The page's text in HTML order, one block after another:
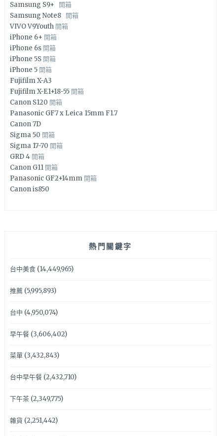
Samsung S9+ 開箱
Samsung Note8 開箱
VIVO V9Youth 開箱
iPhone 6+ 開箱
iPhone 6s 開箱
iPhone 5S 開箱
iPhone 5 開箱
Fujifilm X-A3
Fujifilm X-E1+18-55 開箱
Canon S120 開箱
Panasonic GF7 x Leica 15mm F1.7
Canon 7D
Sigma 50 開箱
Sigma 17-70 開箱
GRD 4 開箱
Canon G11 開箱
Panasonic GF2+14mm 開箱
Canon is850
熱門關鍵字
台中美食(14,449,965)
推薦(5,995,893)
台中 (4,950,074)
早午餐(3,606,402)
菜單(3,432,843)
台中早午餐(2,432,710)
下午茶(2,349,775)
雜貨 (2,251,442)